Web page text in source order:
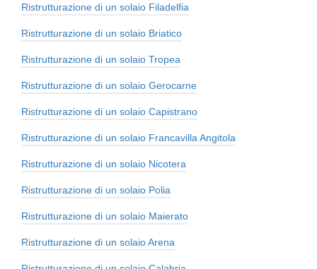
Ristrutturazione di un solaio Filadelfia
Ristrutturazione di un solaio Briatico
Ristrutturazione di un solaio Tropea
Ristrutturazione di un solaio Gerocarne
Ristrutturazione di un solaio Capistrano
Ristrutturazione di un solaio Francavilla Angitola
Ristrutturazione di un solaio Nicotera
Ristrutturazione di un solaio Polia
Ristrutturazione di un solaio Maierato
Ristrutturazione di un solaio Arena